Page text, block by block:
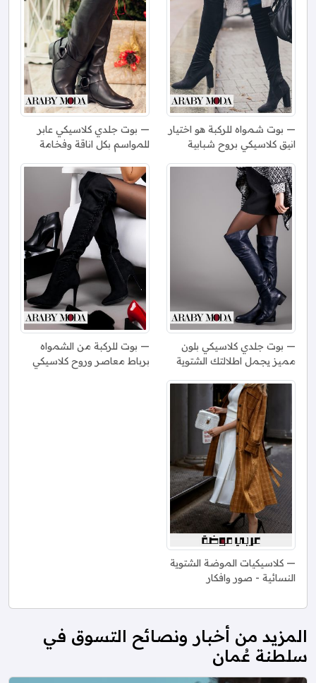
بوت شمواه للركبة هو اختيار
انيق كلاسيكي بروح شبابية
بوت جلدي كلاسيكي عابر
للمواسم بكل اناقة وفخامة
بوت جلدي كلاسيكي بلون
مميز يجمل اطلالتك الشتوية
بوت للركبة من الشمواه
برباط معاصر وروح كلاسيكي
كلاسيكيات الموضة الشتوية
النسائية - صور وافكار
المزيد من أخبار ونصائح التسوق في
سلطنة عُمان